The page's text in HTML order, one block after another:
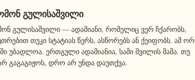
ᲒᲣᲚᲘᲡᲐᲨᲕᲘᲚᲘ
გულისაშვილი — ადამიანი, რომელიც ვერ ჩქარობს,
თუკი სტატიას წერს, ასწორებს ან ქეიფობს. ამ ორ
უბადლოა. ერთგული ადამიანია, სამი შვილის მამა. თუ
გაგაგიჟოს, დრო არ უნდა დაუთქვა.